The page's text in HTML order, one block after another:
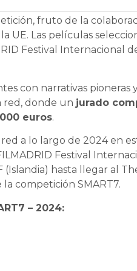
fruto de la
UE. Las películas
Festival Internacional
con narrativas pioneras
red, donde un jurado
euros.
a lo largo de 2024 en
Festival
(Islandia) hasta llegar al
competición SMART7.
– 2024: